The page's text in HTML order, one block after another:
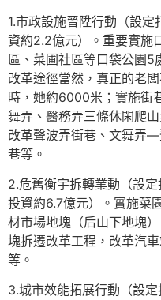
1.市政設施晉陞行動（設
資約2.2億元）。重要實施
區、菜圃社區等口袋公園5
改革途徑當然，真正的老
時，她約6000米；實施街
舞弄、醫務弄三條休閑爬
改革聲波弄街巷、文舞弄
巷等。
2.危舊衡宇拆轉業動（設
投資約6.7億元）。實施菜
材市場地塊（后山下地塊
塊拆遷改革工程，改革汽
等。
3.城市效能拓展行動（設